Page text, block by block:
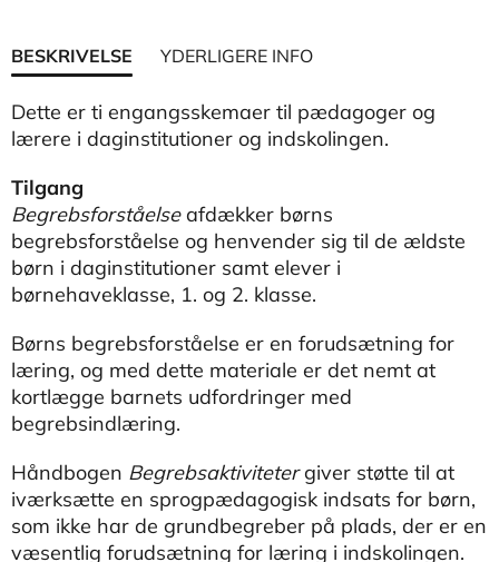
BESKRIVELSE YDERLIGERE INFO
Dette er ti engangsskemaer til pædagoger og
lærere i daginstitutioner og indskolingen.
Tilgang
Begrebsforståelseafdækker børns
begrebsforståelse og henvender sig til de ældste
børn i daginstitutioner samt elever i
børnehaveklasse, 1. og 2. klasse.
Børns begrebsforståelse er en forudsætning for
læring, og med dette materiale er det nemt at
kortlægge barnets udfordringer med
begrebsindlæring.
Håndbogen Begrebsaktivitetergiver støtte til at
iværksætte en sprogpædagogisk indsats for børn,
som ikke har de grundbegreber på plads, der er en
væsentlig forudsætning for læring i indskolingen.